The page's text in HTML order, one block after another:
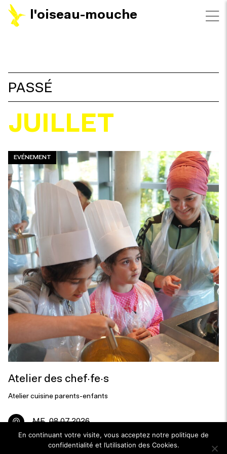
l'oiseau-mouche
FILTRES
PASSÉ
JUILLET
EVÉNEMENT
Atelier des chef·fe·s
Atelier cuisine parents-enfants
ME 08.07.2026
En continuant votre visite, vous acceptez notre politique de
confidentialité et l’utilisation des Cookies.